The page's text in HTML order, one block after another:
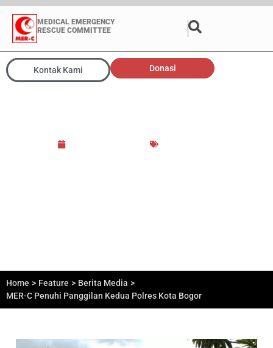
MEDICAL EMERGENCY
RESCUE COMMITTEE
Kontak Kami Donasi
Home > Feature > Berita Media >
MER-C Penuhi Panggilan Kedua Polres Kota Bogor